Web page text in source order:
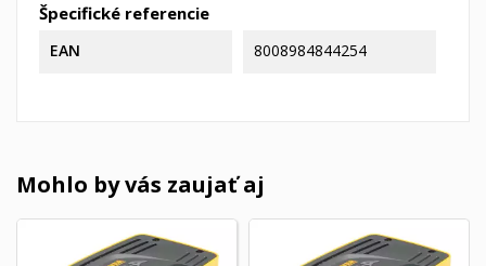
Špecifické referencie
EAN 8008984844254
Mohlo by vás zaujať aj